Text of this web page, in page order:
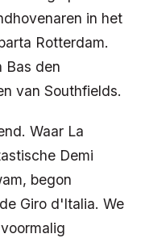
in het
Rotterdam.
Bas den
van Southfields.
Waar La
Demi
begon
Giro d'Italia. We